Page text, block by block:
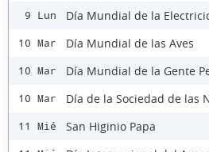
9 Lun Día Mundial de la
10 Mar Día Mundial de las Aves
10 Mar Día Mundial de la Gente
10 Mar Día de la Sociedad de las
11 Mié San Higinio Papa